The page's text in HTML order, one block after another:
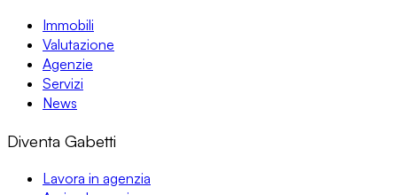
Immobili
Valutazione
Agenzie
Servizi
News
Diventa Gabetti
Lavora in agenzia